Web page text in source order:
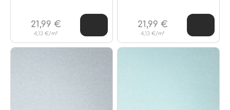
4,13 €/m²
21,99 €
4,13 €/m²
21,99 €